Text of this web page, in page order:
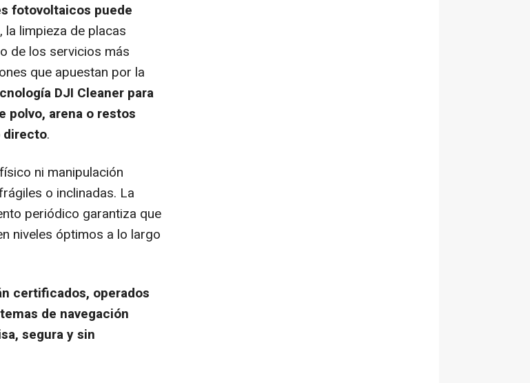
fotovoltaicos puede
la limpieza de placas
de los servicios más
que apuestan por la
DJI Cleaner para
polvo, arena o restos
directo.
ni manipulación
o inclinadas. La
periódico garantiza que
niveles óptimos a lo largo
certificados, operados
de navegación
segura y sin